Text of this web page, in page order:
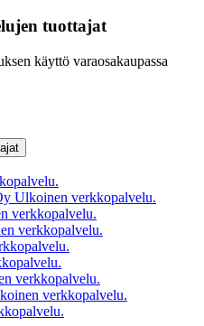
tuottajat
käyttö varaosakaupassa
Ulkoinen verkkopalvelu.
verkkopalvelu.
verkkopalvelu.
verkkopalvelu.
verkkopalvelu.